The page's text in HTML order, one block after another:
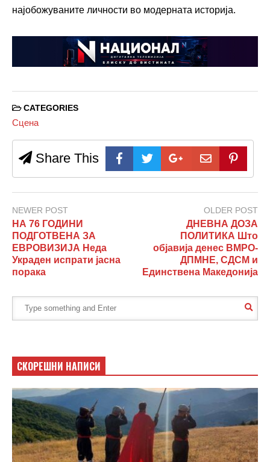
најобожуваните личности во модерната историја.
CATEGORIES
Сцена
Share This
NEWER POST
НА 76 ГОДИНИ
ПОДГОТВЕНА ЗА
ЕВРОВИЗИЈА Неда
Украден испрати јасна
порака
OLDER POST
ДНЕВНА ДОЗА
ПОЛИТИКА Што
објавија денес ВМРО-
ДПМНЕ, СДСМ и
Единствена Македонија
СКОРЕШНИ НАПИСИ